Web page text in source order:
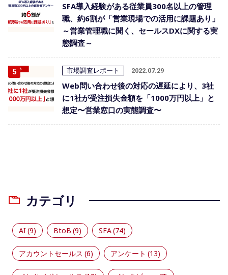
SFA導入経験がある従業員300名以上の管理
職、約6割が「営業現場での活用に課題あり」
～営業管理職に聞く、セールスDXに関する実
態調査～
市場調査レポート 2022.07.29
Web問い合わせ後の対応の遅延により、3社
に1社が受注損失金額を「1000万円以上」と
想定〜営業窓口の実態調査〜
カテゴリ
AI(9) BtoB (9) SFA(74)
アカウントセールス (6) アンケート (13)